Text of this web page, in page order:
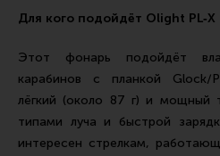
Для кого подойдёт Olight PL‑X
Этот фонарь подойдёт
карабинов с планкой Glock/
лёгкий (около 87 г) и мощный
типами луча и быстрой
интересен стрелкам,